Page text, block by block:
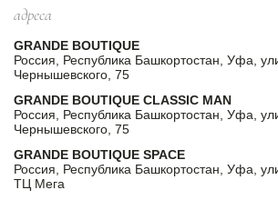
адреса
GRANDE BOUTIQUE
Россия, Республика Башкортостан, Уфа,
Чернышевского, 75
GRANDE BOUTIQUE CLASSIC MAN
Россия, Республика Башкортостан, Уфа,
Чернышевского, 75
GRANDE BOUTIQUE SPACE
Россия, Республика Башкортостан, Уфа,
ТЦ Мега